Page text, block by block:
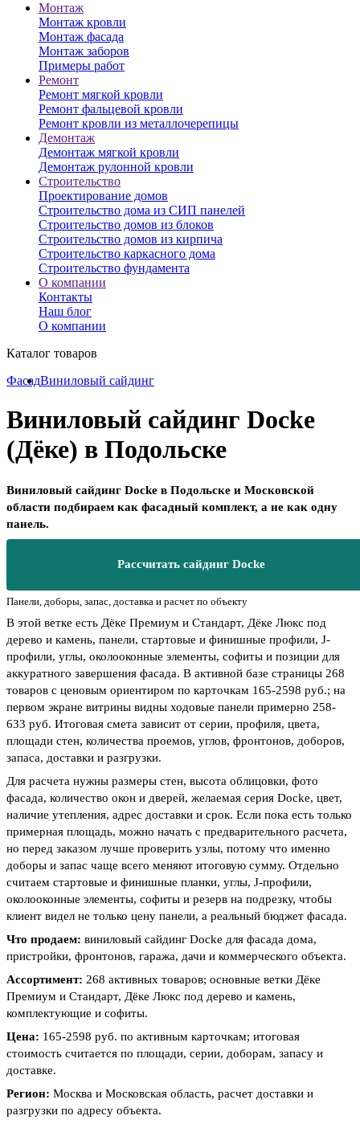
Монтаж
Монтаж кровли
Монтаж фасада
Монтаж заборов
Примеры работ
Ремонт
Ремонт мягкой кровли
Ремонт фальцевой кровли
Ремонт кровли из металлочерепицы
Демонтаж
Демонтаж мягкой кровли
Демонтаж рулонной кровли
Строительство
Проектирование домов
Строительство дома из СИП панелей
Строительство домов из блоков
Строительство домов из кирпича
Строительство каркасного дома
Строительство фундамента
О компании
Контакты
Наш блог
О компании
Каталог товаров
ФасадВиниловый сайдинг
Виниловый сайдинг Docke
(Дёке) в Подольске
Виниловый сайдинг Docke в Подольске и Московской
области подбираем как фасадный комплект, а не как одну
панель.
Рассчитать сайдинг Docke
Панели, доборы, запас, доставка и расчет по объекту
В этой ветке есть Дёке Премиум и Стандарт, Дёке Люкс под
дерево и камень, панели, стартовые и финишные профили, J-
профили, углы, околооконные элементы, софиты и позиции для
аккуратного завершения фасада. В активной базе страницы 268
товаров с ценовым ориентиром по карточкам 165-2598 руб.; на
первом экране витрины видны ходовые панели примерно 258-
633 руб. Итоговая смета зависит от серии, профиля, цвета,
площади стен, количества проемов, углов, фронтонов, доборов,
запаса, доставки и разгрузки.
Для расчета нужны размеры стен, высота облицовки, фото
фасада, количество окон и дверей, желаемая серия Docke, цвет,
наличие утепления, адрес доставки и срок. Если пока есть только
примерная площадь, можно начать с предварительного расчета,
но перед заказом лучше проверить узлы, потому что именно
доборы и запас чаще всего меняют итоговую сумму. Отдельно
считаем стартовые и финишные планки, углы, J-профили,
околооконные элементы, софиты и резерв на подрезку, чтобы
клиент видел не только цену панели, а реальный бюджет фасада.
Что продаем: виниловый сайдинг Docke для фасада дома,
пристройки, фронтонов, гаража, дачи и коммерческого объекта.
Ассортимент: 268 активных товаров; основные ветки Дёке
Премиум и Стандарт, Дёке Люкс под дерево и камень,
комплектующие и софиты.
Цена: 165-2598 руб. по активным карточкам; итоговая
стоимость считается по площади, серии, доборам, запасу и
доставке.
Регион: Москва и Московская область, расчет доставки и
разгрузки по адресу объекта.